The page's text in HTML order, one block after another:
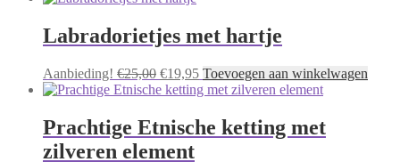
Labradorietjes met hartje
Aanbieding! €25,00 Oorspronkelijke
prijs
€25,00.
€19,95Huidige
prijs
€19,95.
Toevoegen aan winkelwagen
Prachtige Etnische ketting met
zilveren element